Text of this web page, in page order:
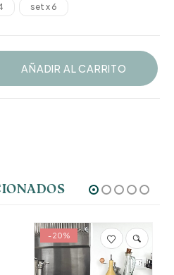
set x 6
AÑADIR AL CARRITO
-20%